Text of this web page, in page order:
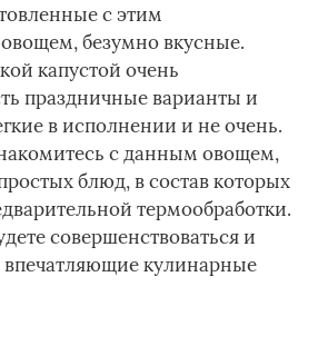
с этим
безумно вкусные.
капустой очень
праздничные варианты и
в исполнении и не очень.
с данным овощем,
блюд, в состав которых
термообработки.
совершенствоваться и
впечатляющие кулинарные